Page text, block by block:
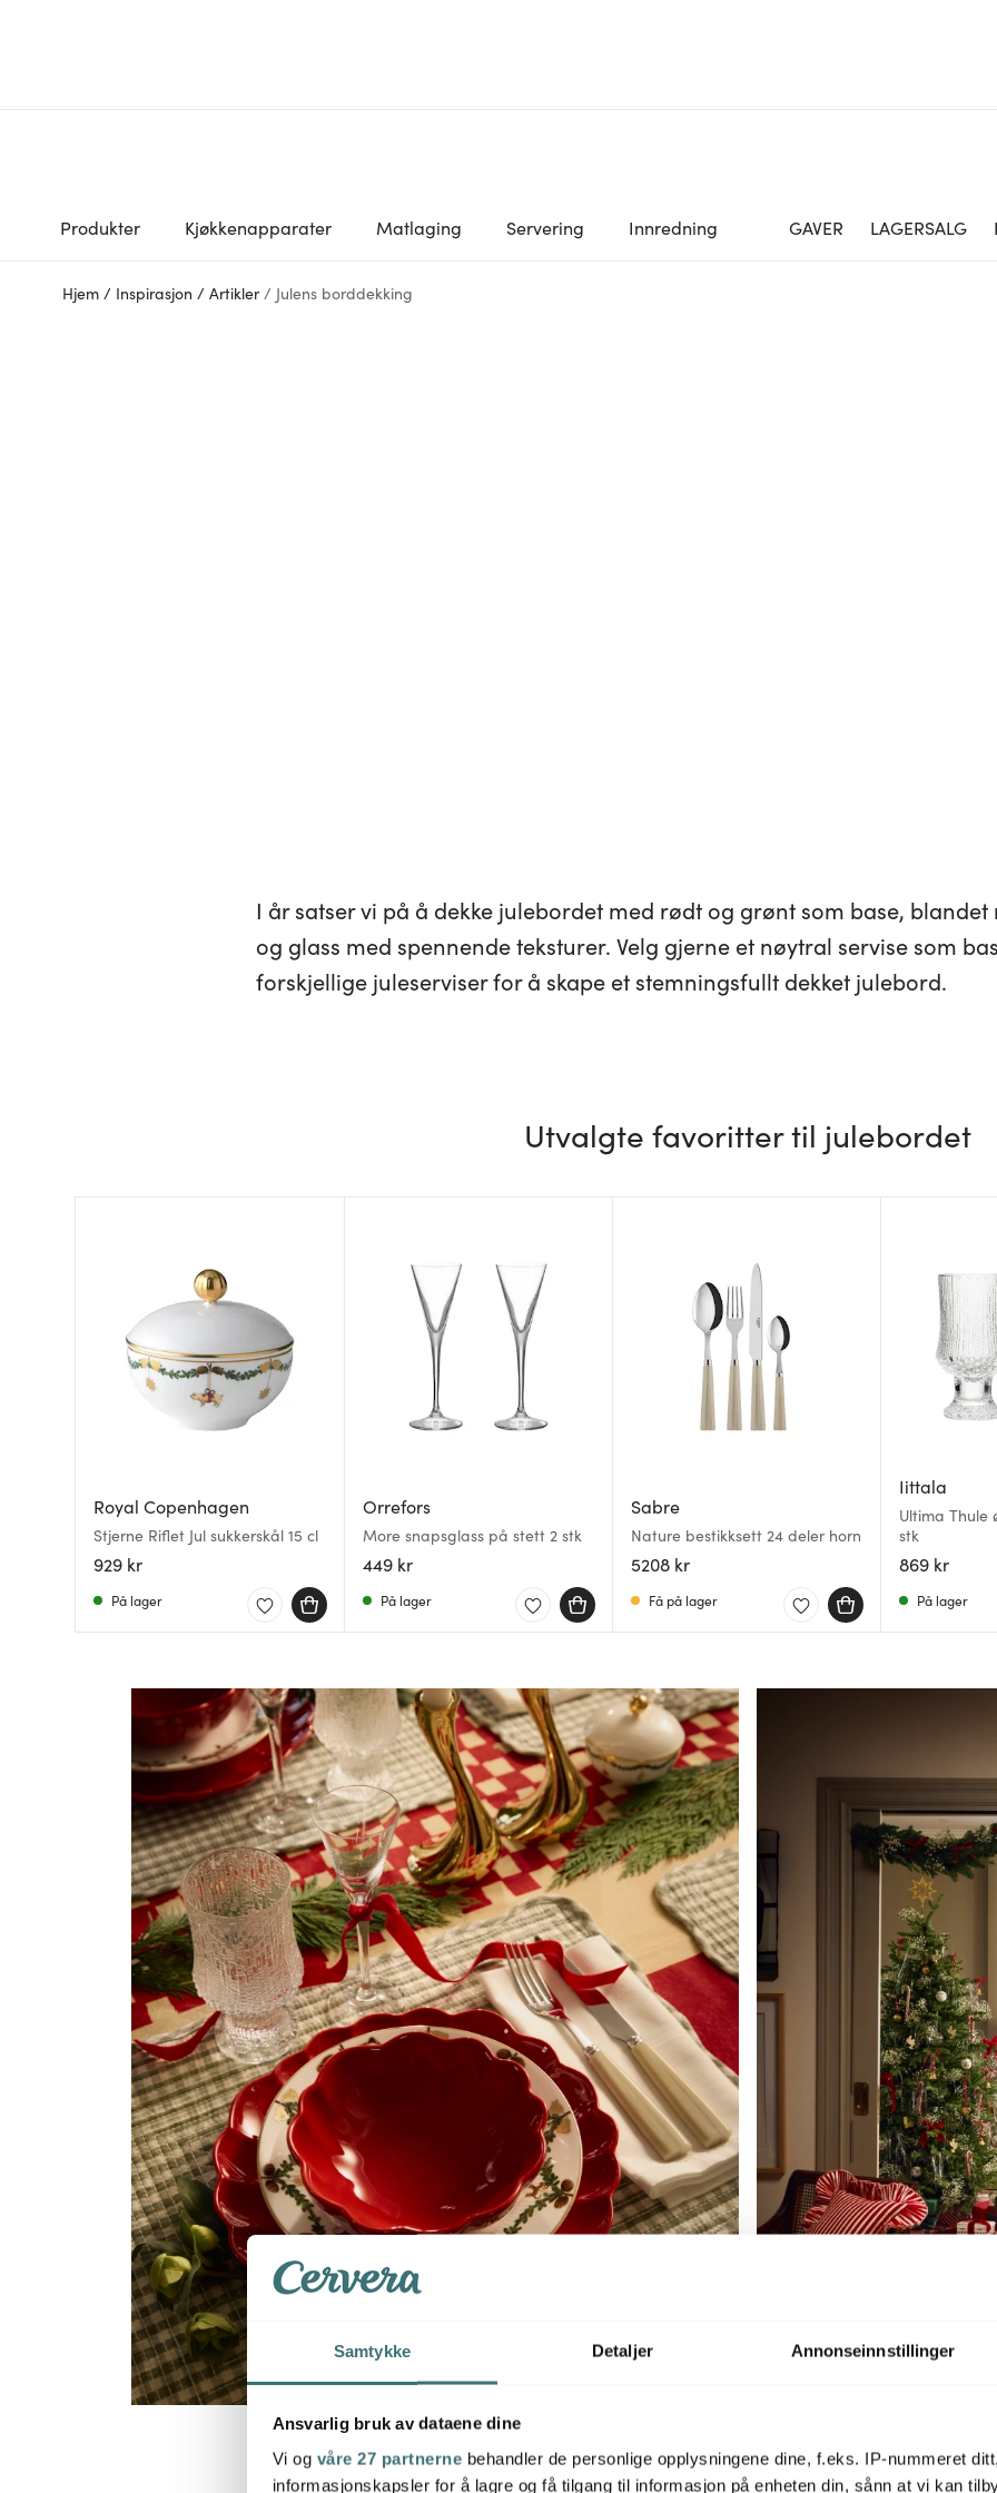
Samtykke Detaljer Annonseinnstillinger
Ansvarlig bruk av dataene dine
Vi og våre 27 partnerne behandler de personlige opplysningene dine, f.eks. IP-nummeret
informasjonskapsler for å lagre og få tilgang til informasjon på enheten din, sånn at vi kan
Produkter Kjøkkenapparater Matlaging Servering Innredning GAVER LAGERSALG
Hjem / Inspirasjon / Artikler / Julens borddekking
I år satser vi på å dekke julebordet med rødt og grønt som base,
og glass med spennende teksturer. Velg gjerne et nøytral servise som
forskjellige juleserviser for å skape et stemningsfullt dekket julebord.
Utvalgte favoritter til julebordet
Royal Copenhagen
Stjerne Riflet Jul sukkerskål 15 cl
929 kr
På lager
Orrefors
More snapsglass på stett 2 stk
449 kr
På lager
Sabre
Nature bestikksett 24 deler horn
5208 kr
Få på lager
Iittala
Ultima Thule
stk
869 kr
På lager